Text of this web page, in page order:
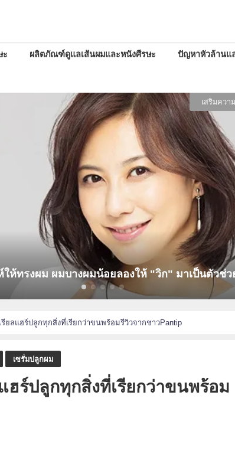
ะ ผลิตภัณฑ์ดูแลเส้นผมและหนังศีรษะ ปัญหาหัวล้านแ
เสริมความมั่นใจด้วยทรงผม
ยลองให้ "วิก" มาเป็นตัวช่วยดูสิ
ม
ลแฮร์ปลูกทุกสิ่งที่เรียกว่าขนพร้อมรีวิวจากชาวPantip
เซรั่มปลูกผม
ร์ปลูกทุกสิ่งที่เรียกว่าขนพร้อม